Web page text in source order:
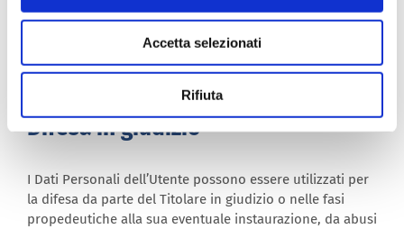
Accetta selezionati
Rifiuta
6. Ulteriori informazioni sul
trattamento
Difesa in giudizio
I Dati Personali dell’Utente possono essere utilizzati per
la difesa da parte del Titolare in giudizio o nelle fasi
propedeutiche alla sua eventuale instaurazione, da abusi